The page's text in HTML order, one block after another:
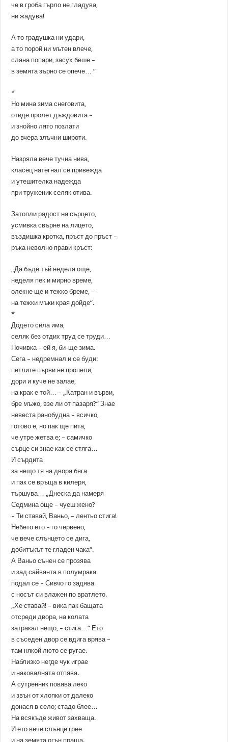
че в гроба гърло не гладува,
ни жадува!
А то градушка ни удари,
а то порой ни мътен влече,
слана попари, засух беше –
в земята зърно се опече… “
*
Но мина зима снеговита,
отиде пролет дъждовита –
и знойно лято позлати
до вчера злъчни широти.
Назряла вече тучна нива,
класец натегнал се привежда
и утешителка надежда
при труженик селяк отива.
Затопли радост на сърцето,
усмивка свърне на лицето,
въздишка кротка, пръст до пръст –
ръка неволно прави кръст:
„Да бъде тъй неделя още,
неделя пек и мирно време,
олекне ще и тежко бреме, –
на тежки мъки края дойде“.
*
Додето сила има,
селяк без отдих труд се труди…
Почивка – ей я, би-ще зима.
Сега – недремнал и се буди:
петлите първи не пропели,
дори и куче не залае,
на крак е той… – „Катран и върви,
бре мъжо, взе ли от пазаря?“ Знае
невеста ранобудна – всичко,
готово е, но пак ще пита,
че утре жетва е; – самичко
сърце си знае как се стяга…
И сърдита
за нещо тя на двора бяга
и пак се връща в килеря,
тършува… „Днеска да намеря
Седмина още – чуеш жено?
– Ти ставай, Ваньо, – лентьо стига!
Небето ето – го червено,
че вече слънцето се дига,
добитъкът те гладен чака“.
А Ваньо сънен се прозява
и зад сайванта в полумрака
подал се – Сивчо го задява
с носът си влажен по вратлето.
„Хе ставай! – вика пак бащата
отсреди двора, на колата
затракал нещо, – стига…“ Ето
в съседен двор се вдига врява –
там някой люто се ругае.
Наблизко негде чук играе
и наковалнята отпява.
А сутренник повява леко
и звън от хлопки от далеко
донася в село; стадо блее…
На всякъде живот захваща.
И ето вече слънце грее
и на земята огън праща.